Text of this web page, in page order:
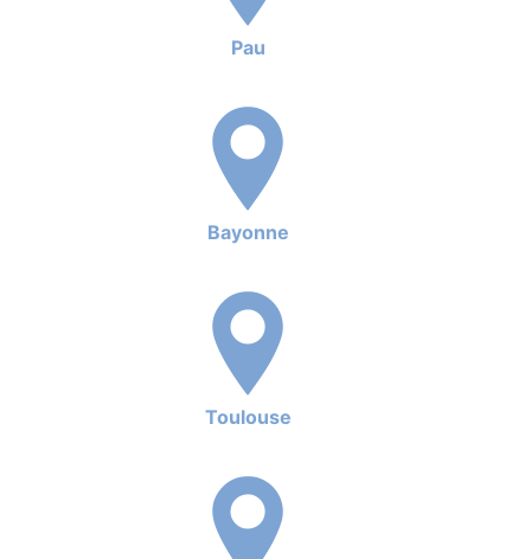
Pau
Bayonne
Toulouse